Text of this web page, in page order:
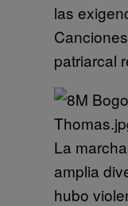
las
patriarcal
La
amplia
hubo